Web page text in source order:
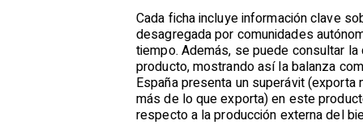
Cada ficha incluye información clave
desagregada por comunidades
tiempo. Además, se puede consultar
producto, mostrando así la balanza
España presenta un superávit
más de lo que exporta) en este
respecto a la producción externa del